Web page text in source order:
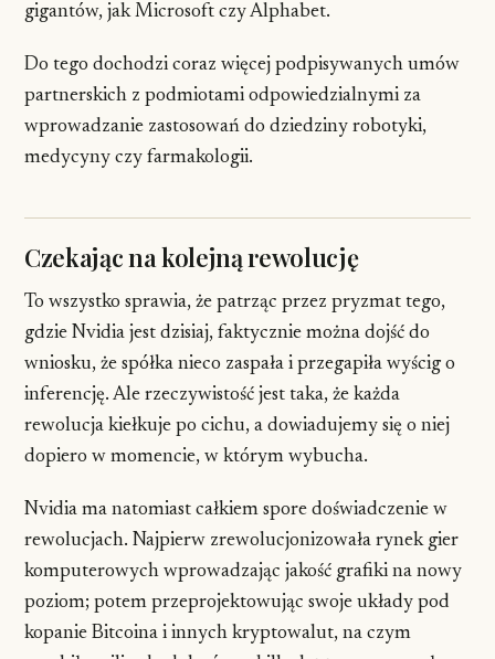
gigantów, jak Microsoft czy Alphabet.
Do tego dochodzi coraz więcej podpisywanych umów
partnerskich z podmiotami odpowiedzialnymi za
wprowadzanie zastosowań do dziedziny robotyki,
medycyny czy farmakologii.
Czekając na kolejną rewolucję
To wszystko sprawia, że patrząc przez pryzmat tego,
gdzie Nvidia jest dzisiaj, faktycznie można dojść do
wniosku, że spółka nieco zaspała i przegapiła wyścig o
inferencję. Ale rzeczywistość jest taka, że każda
rewolucja kiełkuje po cichu, a dowiadujemy się o niej
dopiero w momencie, w którym wybucha.
Nvidia ma natomiast całkiem spore doświadczenie w
rewolucjach. Najpierw zrewolucjonizowała rynek gier
komputerowych wprowadzając jakość grafiki na nowy
poziom; potem przeprojektowując swoje układy pod
kopanie Bitcoina i innych kryptowalut, na czym